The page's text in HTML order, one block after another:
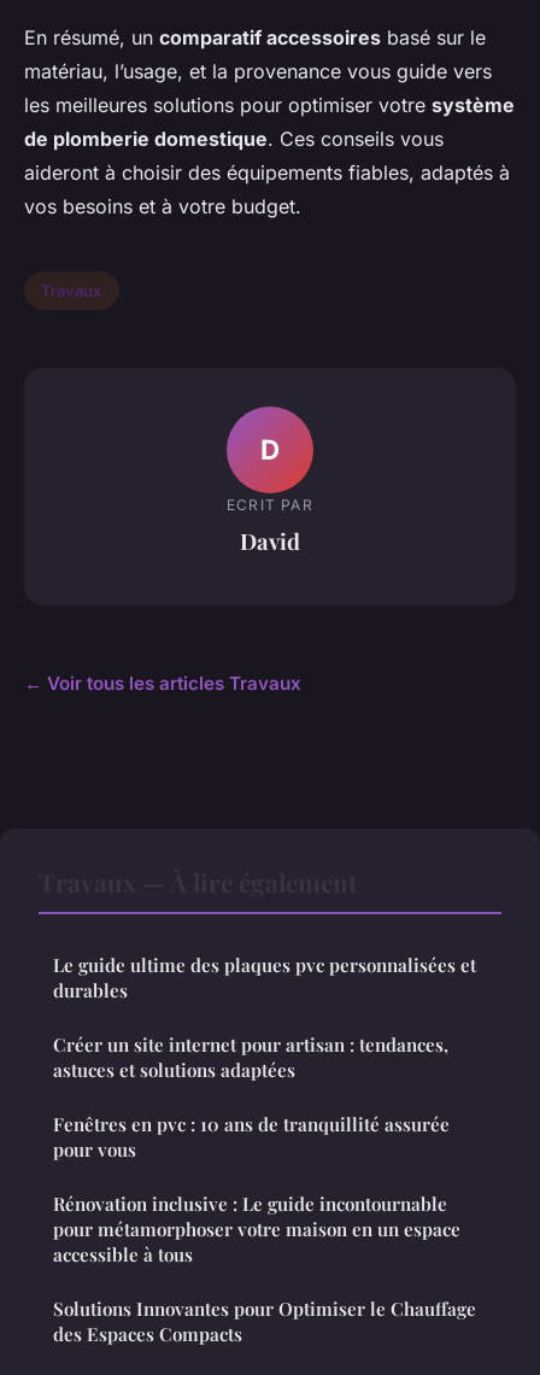
En résumé, un comparatif accessoires basé sur le
matériau, l’usage, et la provenance vous guide vers
les meilleures solutions pour optimiser votre système
de plomberie domestique. Ces conseils vous
aideront à choisir des équipements fiables, adaptés à
vos besoins et à votre budget.
Travaux
D
ECRIT PAR
David
← Voir tous les articles Travaux
Le guide ultime des plaques pvc personnalisées et
durables
Créer un site internet pour artisan : tendances,
astuces et solutions adaptées
Fenêtres en pvc : 10 ans de tranquillité assurée
pour vous
Rénovation inclusive : Le guide incontournable
pour métamorphoser votre maison en un espace
accessible à tous
Solutions Innovantes pour Optimiser le Chauffage
des Espaces Compacts